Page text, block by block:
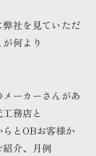
社を見ていただ
何より
ーカーさんがあ
務店と
とOBお客様か
介、月例